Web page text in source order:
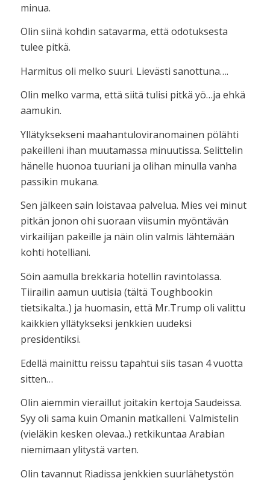
minua.
Olin siinä kohdin satavarma, että odotuksesta
tulee pitkä.
Harmitus oli melko suuri. Lievästi sanottuna….
Olin melko varma, että siitä tulisi pitkä yö…ja ehkä
aamukin.
Yllätyksekseni maahantuloviranomainen pölähti
pakeilleni ihan muutamassa minuutissa. Selittelin
hänelle huonoa tuuriani ja olihan minulla vanha
passikin mukana.
Sen jälkeen sain loistavaa palvelua. Mies vei minut
pitkän jonon ohi suoraan viisumin myöntävän
virkailijan pakeille ja näin olin valmis lähtemään
kohti hotelliani.
Söin aamulla brekkaria hotellin ravintolassa.
Tiirailin aamun uutisia (tältä Toughbookin
tietsikalta..) ja huomasin, että Mr.Trump oli valittu
kaikkien yllätykseksi jenkkien uudeksi
presidentiksi.
Edellä mainittu reissu tapahtui siis tasan 4 vuotta
sitten…
Olin aiemmin vieraillut joitakin kertoja Saudeissa.
Syy oli sama kuin Omanin matkalleni. Valmistelin
(vieläkin kesken olevaa..) retkikuntaa Arabian
niemimaan ylitystä varten.
Olin tavannut Riadissa jenkkien suurlähetystön